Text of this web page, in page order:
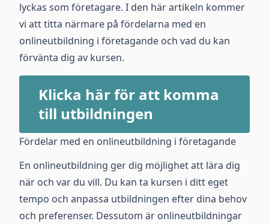
lyckas som företagare. I den här artikeln kommer
vi att titta närmare på fördelarna med en
onlineutbildning i företagande och vad du kan
förvänta dig av kursen.
Klicka här för att komma
till utbildningen
Fördelar med en onlineutbildning i företagande
En onlineutbildning ger dig möjlighet att lära dig
när och var du vill. Du kan ta kursen i ditt eget
tempo och anpassa utbildningen efter dina behov
och preferenser. Dessutom är onlineutbildningar